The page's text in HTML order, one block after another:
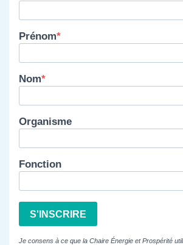
Prénom
Nom
Organisme
Fonction
S'INSCRIRE
Je consens à ce que la Chaire Énergie et Prospérité